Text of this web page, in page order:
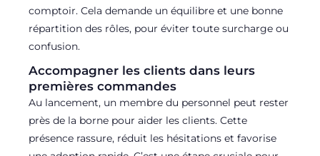
comptoir. Cela demande un équilibre et une bonne
répartition des rôles, pour éviter toute surcharge ou
confusion.
Accompagner les clients dans leurs
premières commandes
Au lancement, un membre du personnel peut rester
près de la borne pour aider les clients. Cette
présence rassure, réduit les hésitations et favorise